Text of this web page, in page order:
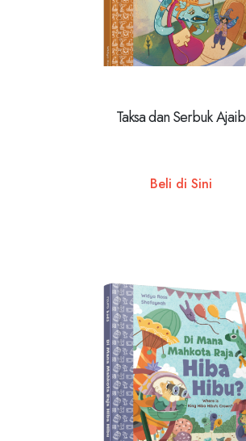
Taksa dan Serbuk Ajaib
Beli di Sini